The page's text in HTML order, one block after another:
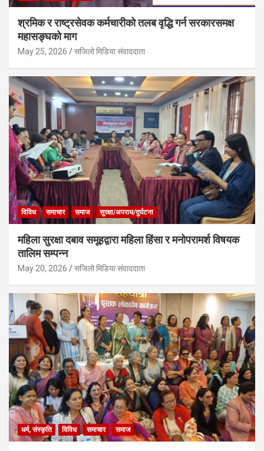
श्रमिक र राष्ट्रसेवक कर्मचारीको तलब वृद्धि गर्न सरकारसमक्ष
महासङ्घको माग
May 25, 2026 सजिलो मिडिया संवाददाता
विविध समाचार समाज सुरक्षा/अपराध/दुर्घटना
महिला सुरक्षा दबाव समूहद्वारा महिला हिंसा र मनोपरामर्श विषयक
तालिम सम्पन्न
May 20, 2026 सजिलो मिडिया संवाददाता
धर्म, संस्कृति विविध समाचार समाज